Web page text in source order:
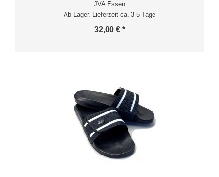
JVA Essen
Ab Lager. Lieferzeit ca. 3-5 Tage
32,00 € *